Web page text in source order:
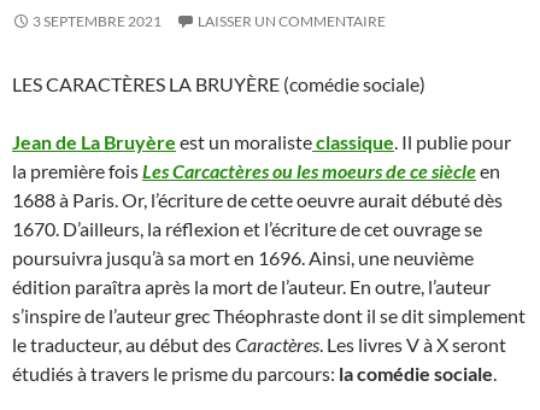
3 SEPTEMBRE 2021 LAISSER UN COMMENTAIRE
LES CARACTÈRES LA BRUYÈRE (comédie sociale)
Jean de La Bruyère est un moralisteclassique. Il publie pour
la première foisLes Carcactères ou les moeurs de ce siècleen
1688 à Paris. Or, l’écriture de cette oeuvre aurait débuté dès
1670. D’ailleurs, la réflexion et l’écriture de cet ouvrage se
poursuivra jusqu’à sa mort en 1696. Ainsi, une neuvième
édition paraîtra après la mort de l’auteur. En outre, l’auteur
s’inspire de l’auteur grec Théophraste dont il se dit simplement
le traducteur, au début desCaractères. Les livres V à X seront
étudiés à travers le prisme du parcours: la comédie sociale.